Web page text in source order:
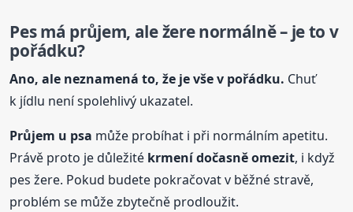
Pes má průjem, ale žere normálně – je to v
pořádku?
Ano, ale neznamená to, že je vše v pořádku. Chuť
k jídlu není spolehlivý ukazatel.
Průjem u psa může probíhat i při normálním apetitu.
Právě proto je důležité krmení dočasně omezit, i když
pes žere. Pokud budete pokračovat v běžné stravě,
problém se může zbytečně prodloužit.